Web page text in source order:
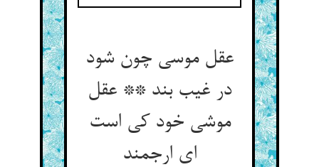
عقل موسی چون شود
در غیب بند ** عقل
موشی خود کی است
ای ارجمند